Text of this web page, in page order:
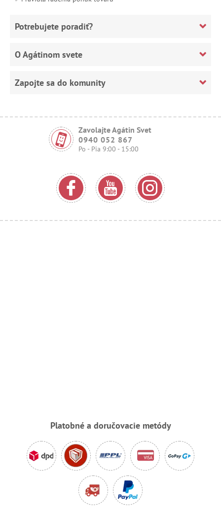
Potrebujete poradiť?
O Agátinom svete
Zapojte sa do komunity
Zavolajte Agátin Svet
0940 052 867
Po - Pia 9:00 - 15:00
Platobné a doručovacie metódy